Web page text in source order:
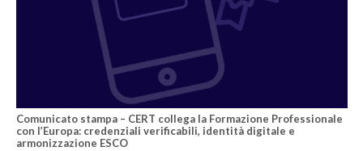
Comunicato stampa – CERT collega la Formazione Professionale
con l’Europa: credenziali verificabili, identità digitale e
armonizzazione ESCO